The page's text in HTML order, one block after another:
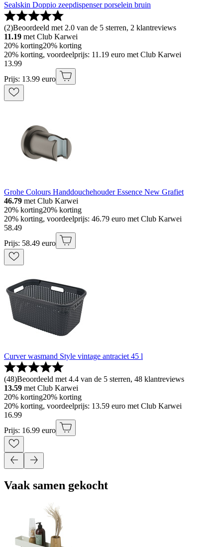
Sealskin Doppio zeepdispenser porselein bruin
(2)Beoordeeld met 2.0 van de 5 sterren, 2 klantreviews
11.19 met Club Karwei
20% korting20% korting
20% korting, voordeelprijs: 11.19 euro met Club Karwei
13.99
Prijs: 13.99 euro
Grohe Colours Handdouchehouder Essence New Grafiet
46.79 met Club Karwei
20% korting20% korting
20% korting, voordeelprijs: 46.79 euro met Club Karwei
58.49
Prijs: 58.49 euro
Curver wasmand Style vintage antraciet 45 l
(48)Beoordeeld met 4.4 van de 5 sterren, 48 klantreviews
13.59 met Club Karwei
20% korting20% korting
20% korting, voordeelprijs: 13.59 euro met Club Karwei
16.99
Prijs: 16.99 euro
Vaak samen gekocht